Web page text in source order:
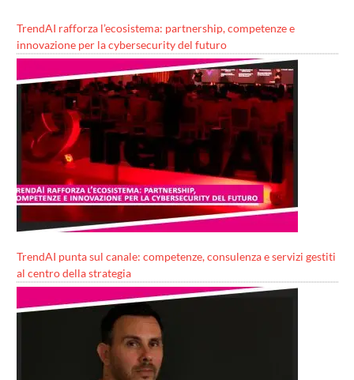
TrendAI rafforza l’ecosistema: partnership, competenze e
innovazione per la cybersecurity del futuro
TrendAI punta sul canale: competenze, consulenza e servizi gestiti
al centro della strategia